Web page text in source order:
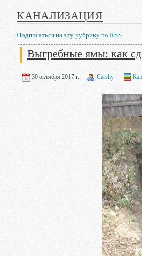
КАНАЛИЗАЦИЯ
Подписаться на эту рубрику по RSS
Выгребные ямы: как
30 октября 2017 г. Carsliy